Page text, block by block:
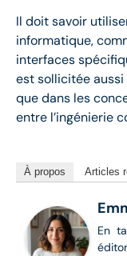
Il doit savoir
informatique,
interfaces
est sollicitée
que dans les
entre l’ingénierie
À propos Articles
En